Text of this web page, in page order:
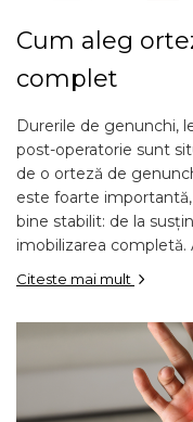
Cum aleg
complet
Durerile de genunchi,
post-operatorie sunt
de o orteză de
este foarte
bine stabilit: de la
imobilizarea completă.
Citeste mai mult